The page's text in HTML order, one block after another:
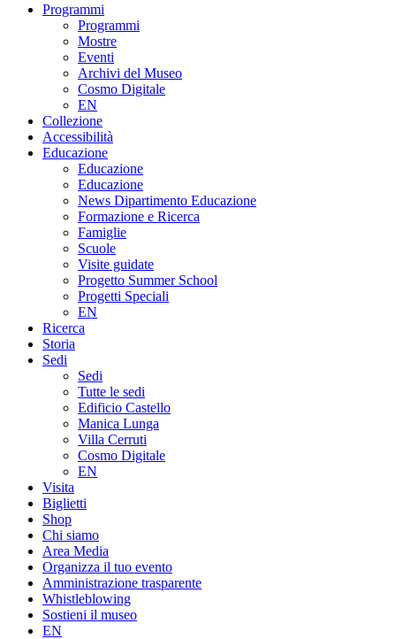
Programmi
Programmi
Mostre
Eventi
Archivi del Museo
Cosmo Digitale
EN
Collezione
Accessibilità
Educazione
Educazione
Educazione
News Dipartimento Educazione
Formazione e Ricerca
Famiglie
Scuole
Visite guidate
Progetto Summer School
Progetti Speciali
EN
Ricerca
Storia
Sedi
Sedi
Tutte le sedi
Edificio Castello
Manica Lunga
Villa Cerruti
Cosmo Digitale
EN
Visita
Biglietti
Shop
Chi siamo
Area Media
Organizza il tuo evento
Amministrazione trasparente
Whistleblowing
Sostieni il museo
EN